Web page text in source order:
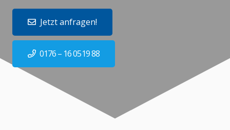
Jetzt anfragen!
0176 – 16 0519 88